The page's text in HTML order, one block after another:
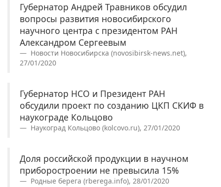
Губернатор Андрей Травников обсудил
вопросы развития новосибирского
научного центра с президентом РАН
Александром Сергеевым
Новости Новосибирска (novosibirsk-news.net),
27/01/2020
Губернатор НСО и Президент РАН
обсудили проект по созданию ЦКП СКИФ в
наукограде Кольцово
Наукоград Кольцово (kolcovo.ru), 27/01/2020
Доля российской продукции в научном
приборостроении не превысила 15%
Родные берега (rberega.info), 28/01/2020